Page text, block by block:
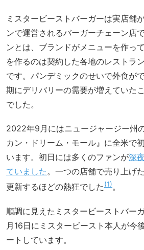
ミスタービーストバーガーは実店舗
ンで運営されるバーガーチェーン店
ンとは、ブランドがメニューを作っ
を作るのは契約した各地のレストラ
です。パンデミックのせいで外食が
期にデリバリーの需要が増えていた
でした。
2022年9月にはニュージャージー州
カン・ドリーム・モール』に全米で
います。初日には多くのファンが深
ていました。一つの店舗で売り上げ
更新するほどの熱狂でした 1 。
順調に見えたミスタービーストバー
月16日にミスタービースト本人が今
ートしています。